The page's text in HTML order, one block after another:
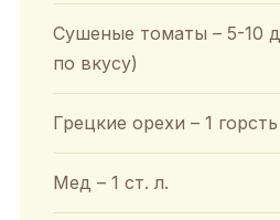
Сушеные томаты – 5-10
по вкусу)
Грецкие орехи – 1 горсть
Мед – 1 ст. л.